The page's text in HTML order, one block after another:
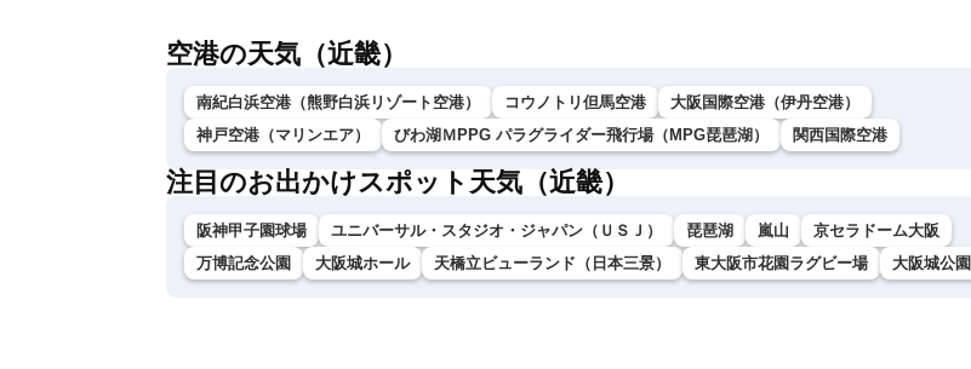
空港の天気（近畿）
南紀白浜空港（熊野白浜リゾート空港） コウノトリ但馬空港
大阪国際空港（伊丹空港）
神戸空港（マリンエア）
びわ湖ＭPPG パラグライダー飛行場（MPG琵琶湖） 関西国際空港
注目のお出かけスポット天気（近畿）
阪神甲子園球場 ユニバーサル・スタジオ・ジャパン（ＵＳＪ） 琵琶湖 嵐山
京セラドーム大阪
万博記念公園
大阪城ホール 天橋立ビューランド（日本三景） 東大阪市花園ラグビー場 大阪城公園